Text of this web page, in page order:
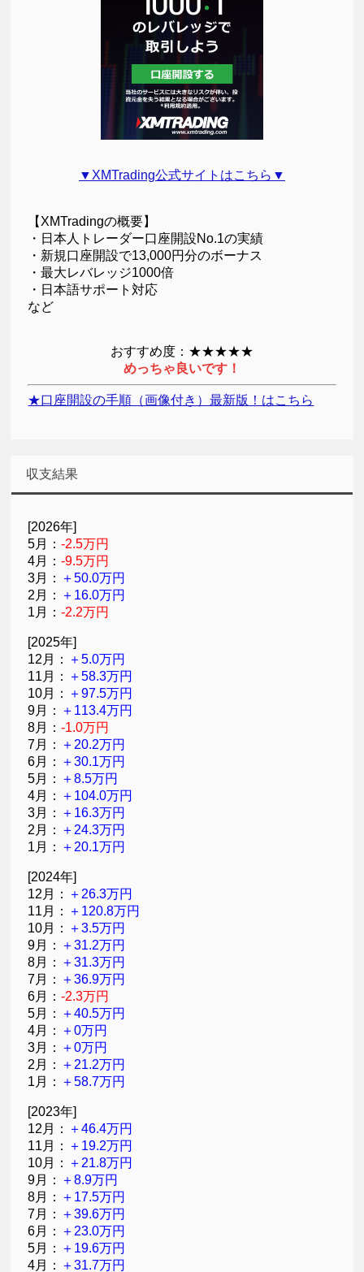
▼XMTrading公式サイトはこちら▼
【XMTradingの概要】
・日本人トレーダー口座開設No.1の実績
・新規口座開設で13,000円分のボーナス
・最大レバレッジ1000倍
・日本語サポート対応
など
おすすめ度：★★★★★
めっちゃ良いです！
★口座開設の手順（画像付き）最新版！はこちら
収支結果
[2026年]
5月：-2.5万円
4月：-9.5万円
3月： ＋50.0万円
2月： ＋16.0万円
1月：-2.2万円
[2025年]
12月： ＋5.0万円
11月： ＋58.3万円
10月： ＋97.5万円
9月： ＋113.4万円
8月：-1.0万円
7月： ＋20.2万円
6月： ＋30.1万円
5月： ＋8.5万円
4月： ＋104.0万円
3月： ＋16.3万円
2月： ＋24.3万円
1月： ＋20.1万円
[2024年]
12月： ＋26.3万円
11月： ＋120.8万円
10月： ＋3.5万円
9月： ＋31.2万円
8月： ＋31.3万円
7月： ＋36.9万円
6月：-2.3万円
5月： ＋40.5万円
4月： ＋0万円
3月： ＋0万円
2月： ＋21.2万円
1月： ＋58.7万円
[2023年]
12月： ＋46.4万円
11月： ＋19.2万円
10月： ＋21.8万円
9月： ＋8.9万円
8月： ＋17.5万円
7月： ＋39.6万円
6月： ＋23.0万円
5月： ＋19.6万円
4月： ＋31.7万円